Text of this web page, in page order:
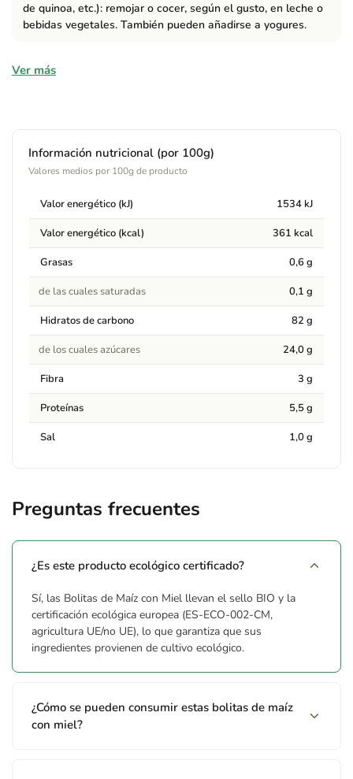
de quinoa, etc.): remojar o cocer, según el gusto, en leche o
bebidas vegetales. También pueden añadirse a yogures.
Ingredientes
Alérgenos
sésamo y leche.
Advertencias
Puede contener: gluten, soja, frutos de cáscara, sésamo y
leche.
Ver más
Información nutricional (por 100g)
Valores medios por 100g de producto
Valor energético (kJ) 1534 kJ
Valor energético (kcal) 361 kcal
Grasas 0,6 g
de las cuales saturadas 0,1 g
Hidratos de carbono 82 g
de los cuales azúcares 24,0 g
Fibra 3 g
Proteínas 5,5 g
Sal 1,0 g
Preguntas frecuentes
¿Es este producto ecológico certificado?
Sí, las Bolitas de Maíz con Miel llevan el sello BIO y la
certificación ecológica europea (ES-ECO-002-CM,
agricultura UE/no UE), lo que garantiza que sus
ingredientes provienen de cultivo ecológico.
¿Cómo se pueden consumir estas bolitas de maíz
con miel?